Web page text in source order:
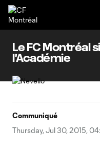
Le FC Montréal
l'Académie
Communiqué
Thursday, Jul 30, 2015,